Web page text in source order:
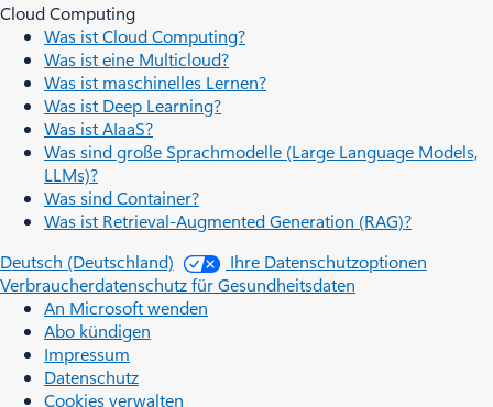
Cloud Computing
Was ist Cloud Computing?
Was ist eine Multicloud?
Was ist maschinelles Lernen?
Was ist Deep Learning?
Was ist AIaaS?
Was sind große Sprachmodelle (Large Language Models,
LLMs)?
Was sind Container?
Was ist Retrieval-Augmented Generation (RAG)?
Deutsch (Deutschland)
Ihre Datenschutzoptionen
Verbraucherdatenschutz für Gesundheitsdaten
An Microsoft wenden
Abo kündigen
Impressum
Datenschutz
Cookies verwalten